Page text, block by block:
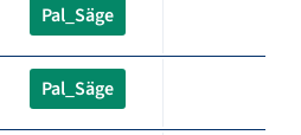
Pal_Säge
Pal_Säge